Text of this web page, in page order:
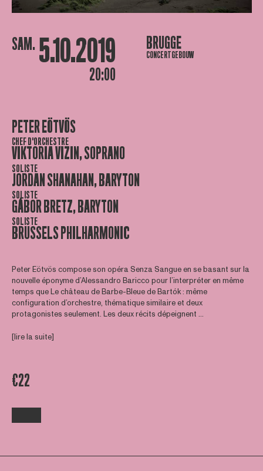
SAM. 5.10.2019
20:00
BRUGGE
CONCERTGEBOUW
PETER EÖTVÖS
CHEF D'ORCHESTRE
VIKTORIA VIZIN, SOPRANO
SOLISTE
JORDAN SHANAHAN, BARYTON
SOLISTE
GÁBOR BRETZ, BARYTON
SOLISTE
BRUSSELS PHILHARMONIC
Peter Eötvös compose son opéra Senza Sangue en se basant sur la
nouvelle éponyme d’Alessandro Baricco pour l’interpréter en même
temps que Le château de Barbe-Bleue de Bartók : même
configuration d’orchestre, thématique similaire et deux
protagonistes seulement. Les deux récits dépeignent ...
[lire la suite]
€22